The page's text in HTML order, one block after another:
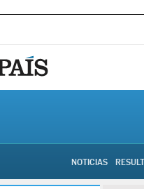
NOTICIAS